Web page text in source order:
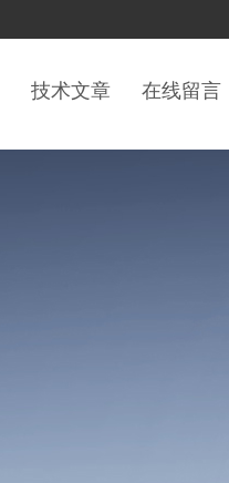
技术文章 在线留言